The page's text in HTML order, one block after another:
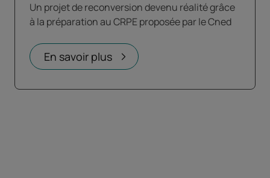
Un projet de reconversion devenu réalité grâce
à la préparation au CRPE proposée par le Cned
En savoir plus